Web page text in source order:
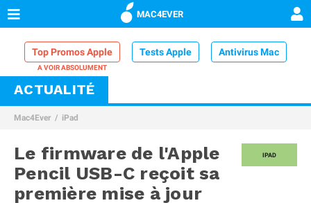
MAC4EVER
Top Promos Apple Tests Apple Antivirus Mac
VPN Mac
Comparatif iPhone
ACTUALITÉ
Mac4Ever iPad
IPAD
Le firmware de l'Apple
Pencil USB-C reçoit sa
première mise à jour